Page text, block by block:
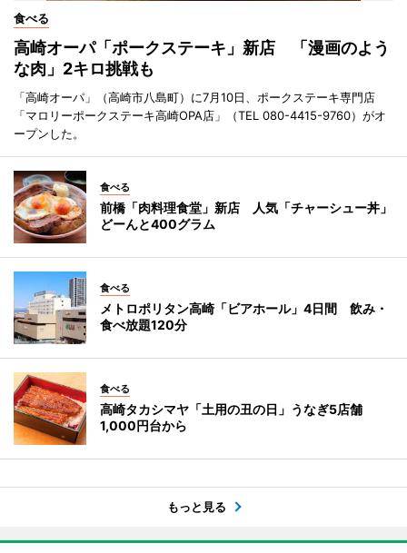
食べる
高崎オーパ「ポークステーキ」新店 「漫画のよう
な肉」2キロ挑戦も
「高崎オーパ」（高崎市八島町）に7月10日、ポークステーキ専門店
「マロリーポークステーキ高崎OPA店」（TEL 080-4415-9760）がオ
ープンした。
食べる
前橋「肉料理食堂」新店 人気「チャーシュー丼」
どーんと400グラム
食べる
メトロポリタン高崎「ビアホール」4日間 飲み・
食べ放題120分
食べる
高崎タカシマヤ「土用の丑の日」うなぎ5店舗
1,000円台から
もっと見る